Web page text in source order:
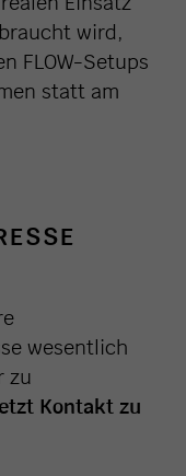
wird,
FLOW-Setups
statt am
wesentlich
zu
Kontakt zu